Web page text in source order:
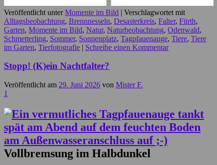
Veröffentlicht unter Momente im Bild | Verschlagwortet mit
Alltagsbeobachtung, Brennnesseln, Desasterkreis, Falter, Fürth,
Garten, Momente im Bild, Natur, Naturbeobachtung, Odenwald,
Schmetterling, Sommer, Sonnenplatz, Tagpfauenauge, Tiere, Tiere
im Garten, Tierfotografie | Schreibe einen Kommentar
Stopp! (K)ein Nachtfalter?
Veröffentlicht am 29. Juni 2026 von Mister F.
1
Vollbremsung im Halbdunkel